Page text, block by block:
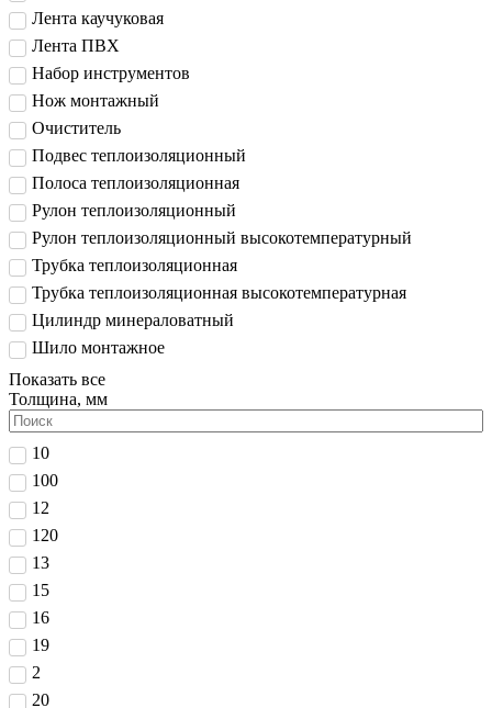
Лента каучуковая
Лента ПВХ
Набор инструментов
Нож монтажный
Очиститель
Подвес теплоизоляционный
Полоса теплоизоляционная
Рулон теплоизоляционный
Рулон теплоизоляционный высокотемпературный
Трубка теплоизоляционная
Трубка теплоизоляционная высокотемпературная
Цилиндр минераловатный
Шило монтажное
Показать все
Толщина, мм
10
100
12
120
13
15
16
19
2
20